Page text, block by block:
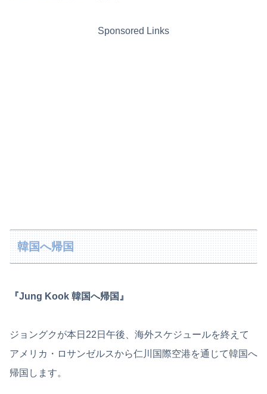
Sponsored Links
韓国へ帰国
『Jung Kook 韓国へ帰国』
ジョングクが本日22日午後、海外スケジュールを終えて
アメリカ・ロサンゼルスから仁川国際空港を通じて韓国へ
帰国します。